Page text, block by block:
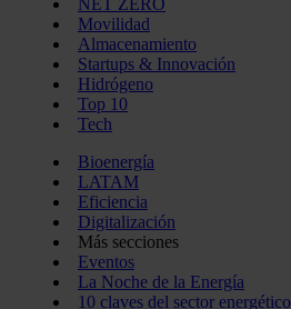
NET ZERO
Movilidad
Almacenamiento
Startups & Innovación
Hidrógeno
Top 10
Tech
Bioenergía
LATAM
Eficiencia
Digitalización
Más secciones
Eventos
La Noche de la Energía
10 claves del sector energético